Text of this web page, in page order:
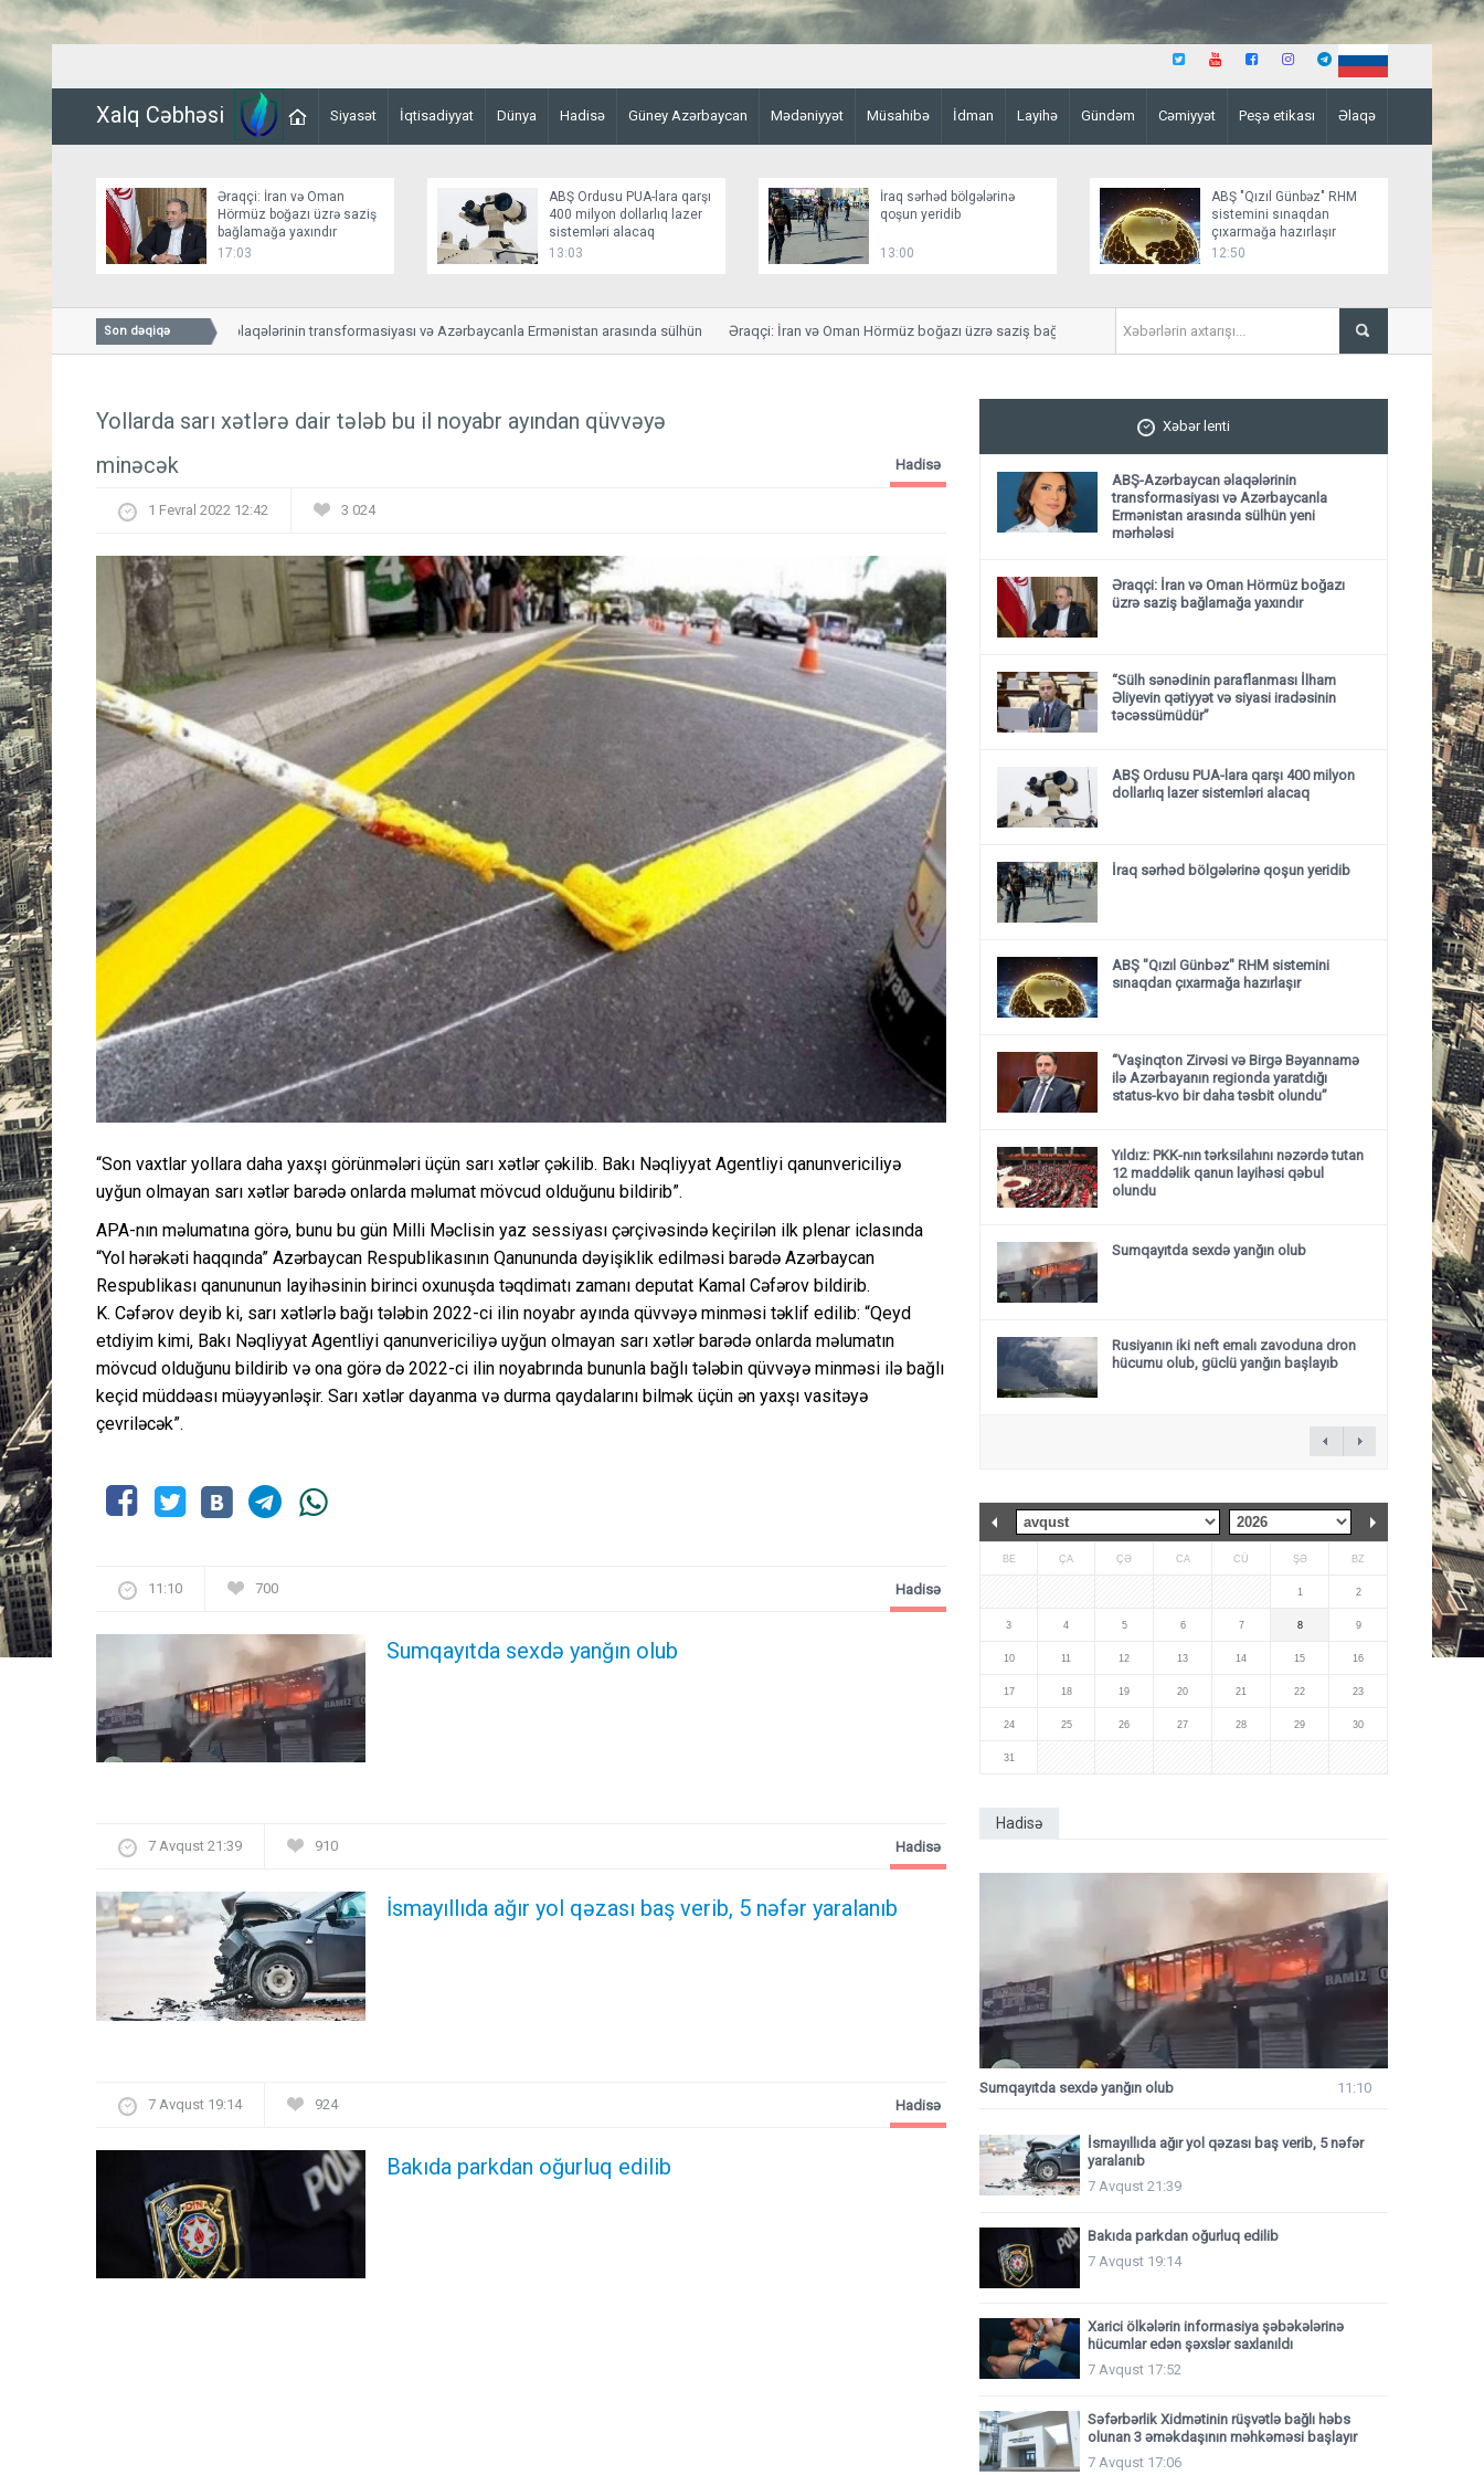
Xalq Cəbhəsi Siyasət İqtisadiyyat Dünya Hadisə Güney Azərbaycan Mədəniyyət Müsahibə İdman Layihə Gündəm Cəmiyyət Peşə etikası Əlaqə
Əraqçi: İran və Oman
Hörmüz boğazı üzrə saziş
bağlamağa yaxındır
17:03
ABŞ Ordusu PUA-lara qarşı
400 milyon dollarlıq lazer
sistemləri alacaq
13:03
İraq sərhəd bölgələrinə
qoşun yeridib
13:00
ABŞ "Qızıl Günbəz" RHM
sistemini sınaqdan
çıxarmağa hazırlaşır
12:50
Son dəqiqə
ABŞ-Azərbaycan əlaqələrinin transformasiyası və Azərbaycanla Ermənistan arasında sülhün
yeni mərhələsi
Əraqçi: İran və Oman Hörmüz boğazı üzrə saziş bağlamağa yaxındır “Sülh sənədinin
Yollarda sarı xətlərə dair tələb bu il noyabr ayından qüvvəyə
minəcək
Hadisə
1 Fevral 2022 12:42 3 024
“Son vaxtlar yollara daha yaxşı görünmələri üçün sarı xətlər çəkilib. Bakı Nəqliyyat Agentliyi qanunvericiliyə
uyğun olmayan sarı xətlər barədə onlarda məlumat mövcud olduğunu bildirib”.
APA-nın məlumatına görə, bunu bu gün Milli Məclisin yaz sessiyası çərçivəsində keçirilən ilk plenar iclasında
“Yol hərəkəti haqqında” Azərbaycan Respublikasının Qanununda dəyişiklik edilməsi barədə Azərbaycan
Respublikası qanununun layihəsinin birinci oxunuşda təqdimatı zamanı deputat Kamal Cəfərov bildirib.
K. Cəfərov deyib ki, sarı xətlərlə bağı tələbin 2022-ci ilin noyabr ayında qüvvəyə minməsi təklif edilib: “Qeyd
etdiyim kimi, Bakı Nəqliyyat Agentliyi qanunvericiliyə uyğun olmayan sarı xətlər barədə onlarda məlumatın
mövcud olduğunu bildirib və ona görə də 2022-ci ilin noyabrında bununla bağlı tələbin qüvvəyə minməsi ilə bağlı
keçid müddəası müəyyənləşir. Sarı xətlər dayanma və durma qaydalarını bilmək üçün ən yaxşı vasitəyə
çevriləcək”.
11:10 700
Sumqayıtda sexdə yanğın olub
Hadisə
7 Avqust 21:39 910
İsmayıllıda ağır yol qəzası baş verib, 5 nəfər yaralanıb
Hadisə
7 Avqust 19:14 924
Bakıda parkdan oğurluq edilib
Hadisə
Xəbər lenti
ABŞ-Azərbaycan əlaqələrinin
transformasiyası və Azərbaycanla
Ermənistan arasında sülhün yeni
mərhələsi
Əraqçi: İran və Oman Hörmüz boğazı
üzrə saziş bağlamağa yaxındır
“Sülh sənədinin paraflanması İlham
Əliyevin qətiyyət və siyasi iradəsinin
təcəssümüdür”
ABŞ Ordusu PUA-lara qarşı 400 milyon
dollarlıq lazer sistemləri alacaq
İraq sərhəd bölgələrinə qoşun yeridib
ABŞ "Qızıl Günbəz" RHM sistemini
sınaqdan çıxarmağa hazırlaşır
“Vaşinqton Zirvəsi və Birgə Bəyannamə
ilə Azərbayanın regionda yaratdığı
status-kvo bir daha təsbit olundu”
Yıldız: PKK-nın tərksilahını nəzərdə tutan
12 maddəlik qanun layihəsi qəbul
olundu ​​​​​​​
Sumqayıtda sexdə yanğın olub
Rusiyanın iki neft emalı zavoduna dron
hücumu olub, güclü yanğın başlayıb
BE ÇA ÇƏ CA CÜ ŞƏ BZ
1 2
3 4 5 6 7 8 9
10 11 12 13 14 15 16
17 18 19 20 21 22 23
24 25 26 27 28 29 30
31
Hadisə
Sumqayıtda sexdə yanğın olub 11:10
İsmayıllıda ağır yol qəzası baş verib, 5 nəfər
yaralanıb
7 Avqust 21:39
Bakıda parkdan oğurluq edilib
7 Avqust 19:14
Xarici ölkələrin informasiya şəbəkələrinə
hücumlar edən şəxslər saxlanıldı
7 Avqust 17:52
Səfərbərlik Xidmətinin rüşvətlə bağlı həbs
olunan 3 əməkdaşının məhkəməsi başlayır
7 Avqust 17:06